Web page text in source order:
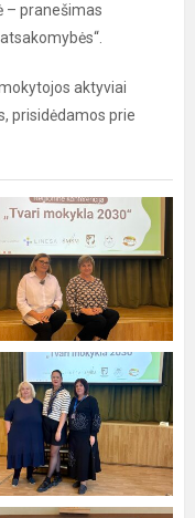
– pranešimas
aktyviai
prisidėdamos prie